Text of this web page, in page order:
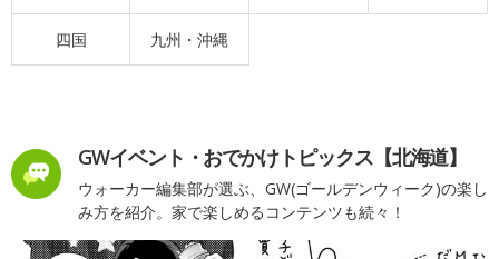
四国 九州・沖縄
GWイベント・おでかけトピックス【北海道】
ウォーカー編集部が選ぶ、GW(ゴールデンウィーク)の楽し
み方を紹介。家で楽しめるコンテンツも続々！